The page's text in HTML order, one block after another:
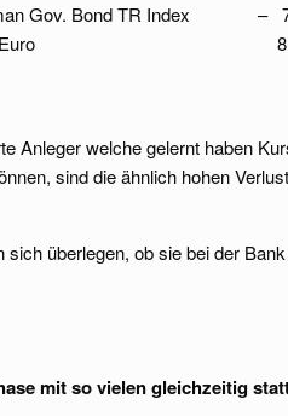
Gov. Bond TR Index –
in Euro 8,5
Anleger welche gelernt haben
sind die ähnlich hohen
sich überlegen, ob sie bei der
mit so vielen gleichzeitig